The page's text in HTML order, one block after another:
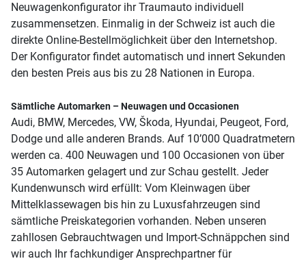
Neuwagenkonfigurator ihr Traumauto individuell
zusammensetzen. Einmalig in der Schweiz ist auch die
direkte Online-Bestellmöglichkeit über den Internetshop.
Der Konfigurator findet automatisch und innert Sekunden
den besten Preis aus bis zu 28 Nationen in Europa.
Sämtliche Automarken – Neuwagen und Occasionen
Audi, BMW, Mercedes, VW, Škoda, Hyundai, Peugeot, Ford,
Dodge und alle anderen Brands. Auf 10’000 Quadratmetern
werden ca. 400 Neuwagen und 100 Occasionen von über
35 Automarken gelagert und zur Schau gestellt. Jeder
Kundenwunsch wird erfüllt: Vom Kleinwagen über
Mittelklassewagen bis hin zu Luxusfahrzeugen sind
sämtliche Preiskategorien vorhanden. Neben unseren
zahllosen Gebrauchtwagen und Import-Schnäppchen sind
wir auch Ihr fachkundiger Ansprechpartner für